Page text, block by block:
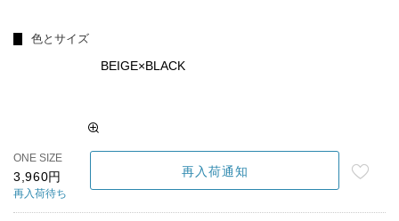
色とサイズ
BEIGE×BLACK
ONE SIZE
3,960円
再入荷待ち
再入荷通知